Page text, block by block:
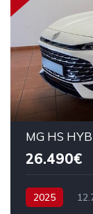
MG HS
26.490€
2025